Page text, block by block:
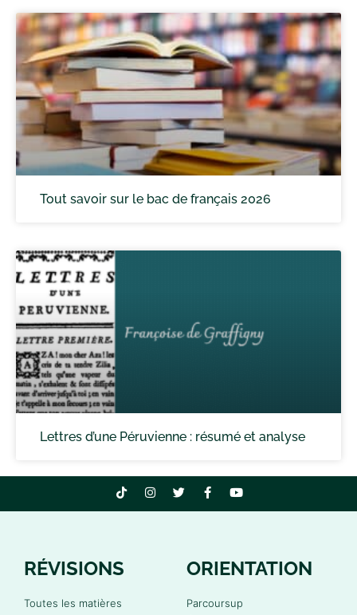
Tout savoir sur le bac de français 2026
Lettres d’une Péruvienne : résumé et analyse
RÉVISIONS
Toutes les matières
ORIENTATION
Parcoursup